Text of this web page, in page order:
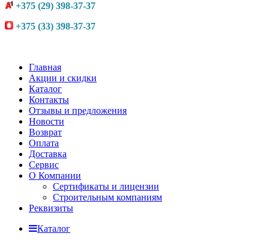
+375 (29) 398-37-37
+375 (33) 398-37-37
Главная
Акции и скидки
Каталог
Контакты
Отзывы и предложения
Новости
Возврат
Оплата
Доставка
Сервис
О Компании
Сертификаты и лицензии
Строительным компаниям
Реквизиты
Каталог